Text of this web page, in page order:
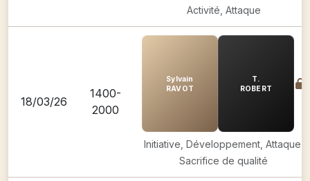
Activité, Attaque
18/03/26
1400-
2000
Sylvain
RAVOT
T.
ROBERT
Initiative, Développement, Attaque,
Sacrifice de qualité